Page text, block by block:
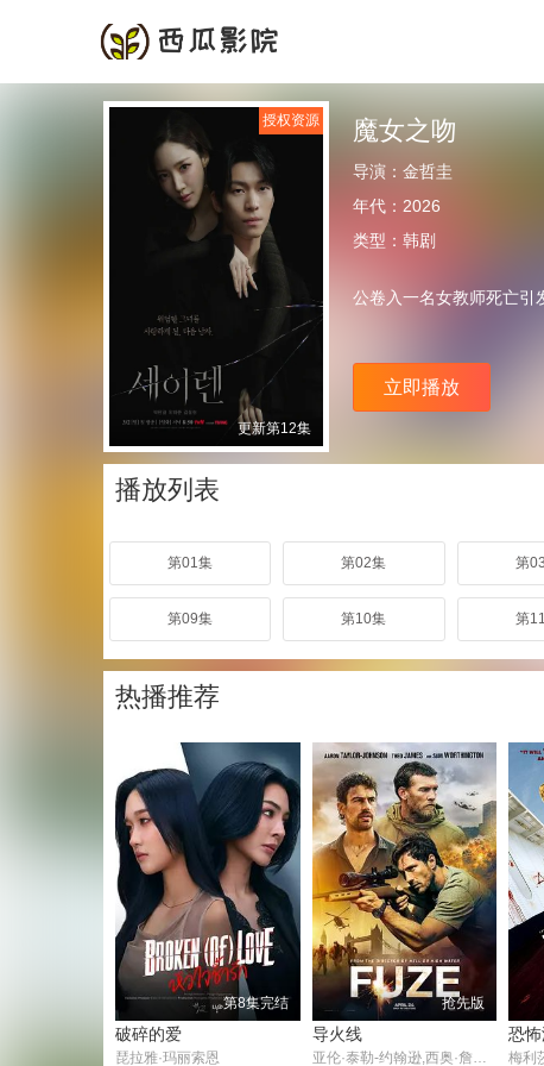
更新第12集
授权资源 魔女之吻
导演： 金哲圭
年代： 2026
类型： 韩剧
公卷入一名女教师死亡引
立即播放
播放列表
第01集 第02集 第
第09集 第10集 第
热播推荐
第8集完结
破碎的爱
琵拉雅·玛丽索恩
抢先版
导火线 恐